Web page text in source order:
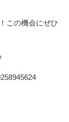
この機会にぜひ